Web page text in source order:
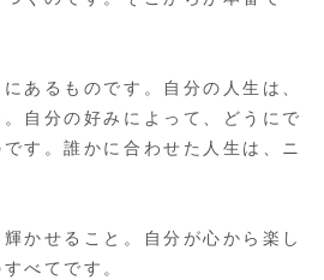
あるものです。自分の人生は、
自分の好みによって、どうにで
す。誰かに合わせた人生は、ニ
かせること。自分が心から楽し
べてです。